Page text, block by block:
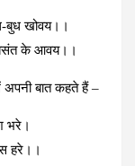
बुध खोवय।।
के आवय।।
अपनी बात कहते हैं –
भरे।
हरे।।